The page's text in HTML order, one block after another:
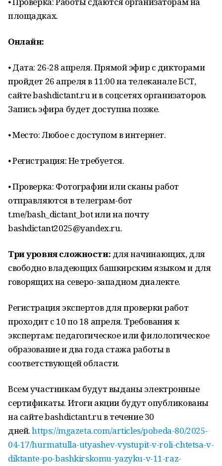
площадках.
Онлайн:
⦁ Дата: 26-28 апреля. Прямой эфир с дикторами
пройдет 26 апреля в 11:00 на телеканале БСТ,
сайте bashdictant.ru и в соцсетях организаторов.
Запись эфира будет доступна позже.
⦁ Место: Любое с доступом в интернет.
⦁ Регистрация: Не требуется.
⦁ Проверка: Фотографии или сканы работ
отправляются в телеграм-бот
t.me/bash_dictant_bot или на почту
bashdictant2025@yandex.ru.
Три уровня сложности: для начинающих, для
свободно владеющих башкирским языком и для
говорящих на северо-западном диалекте.
Регистрация экспертов для проверки работ
проходит с 10 по 18 апреля. Требования к
экспертам: педагогическое или филологическое
образование и два года стажа работы в
соответствующей области.
Всем участникам будут выданы электронные
сертификаты. Итоги акции будут опубликованы
на сайте bashdictant.ru в течение 30
дней.https://mgazeta.com/articles/pobeda-80/2025-
04-17/hurmatulla-utyashev-vystupit-v-roli-chtetsa-v-
diktante-po-bashkirskomu-yazyku-v-11-raz-